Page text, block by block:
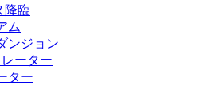
降臨
ム
ンジョン
ーター
ター